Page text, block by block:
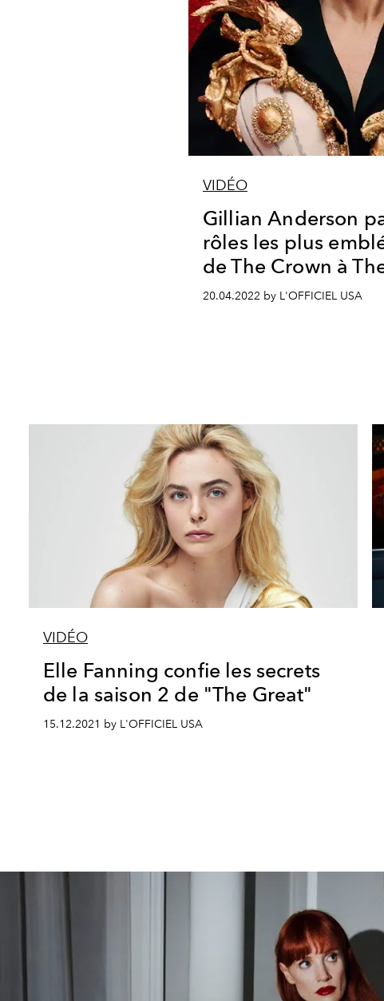
VIDÉO
Gillian Anderson
rôles les plus
de The Crown à
20.04.2022 by L'OFFICIEL USA
VIDÉO
Elle Fanning confie les secrets
de la saison 2 de "The Great"
15.12.2021 by L'OFFICIEL USA